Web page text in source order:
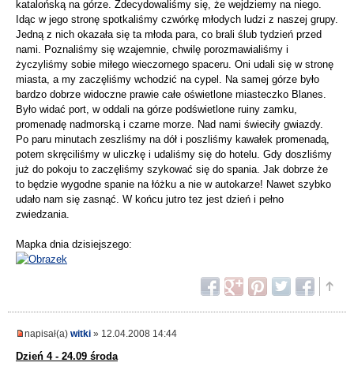
katalońską na górze. Zdecydowaliśmy się, że wejdziemy na niego.
Idąc w jego stronę spotkaliśmy czwórkę młodych ludzi z naszej grupy.
Jedną z nich okazała się ta młoda para, co brali ślub tydzień przed
nami. Poznaliśmy się wzajemnie, chwilę porozmawialiśmy i
życzyliśmy sobie miłego wieczornego spaceru. Oni udali się w stronę
miasta, a my zaczęliśmy wchodzić na cypel. Na samej górze było
bardzo dobrze widoczne prawie całe oświetlone miasteczko Blanes.
Było widać port, w oddali na górze podświetlone ruiny zamku,
promenadę nadmorską i czarne morze. Nad nami świeciły gwiazdy.
Po paru minutach zeszliśmy na dół i poszliśmy kawałek promenadą,
potem skręciliśmy w uliczkę i udaliśmy się do hotelu. Gdy doszliśmy
już do pokoju to zaczęliśmy szykować się do spania. Jak dobrze że
to będzie wygodne spanie na łóżku a nie w autokarze! Nawet szybko
udało nam się zasnąć. W końcu jutro tez jest dzień i pełno
zwiedzania.
Mapka dnia dzisiejszego:
napisał(a) witki » 12.04.2008 14:44
Dzień 4 - 24.09 środa